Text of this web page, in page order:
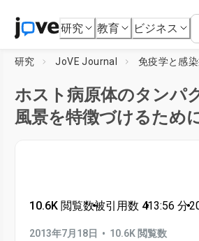
研究 教育 ビジネス
研究 JoVE Journal 免疫学と感
ホスト病原体のタンパ
風景を特徴づけるため
10.6K 閲覧数•被引用数 4•13:56 分•
2013年7月18日 • 10.6K 閲覧数